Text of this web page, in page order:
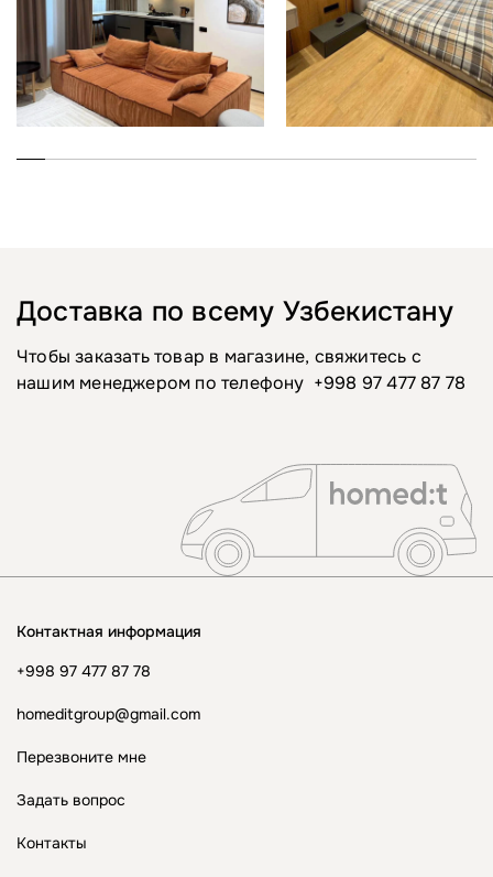
Доставка по всему Узбекистану
Чтобы заказать товар в магазине, свяжитесь с
нашим менеджером по телефону +998 97 477 87 78
Контактная информация
+998 97 477 87 78
homeditgroup@gmail.com
Перезвоните мне
Задать вопрос
Контакты